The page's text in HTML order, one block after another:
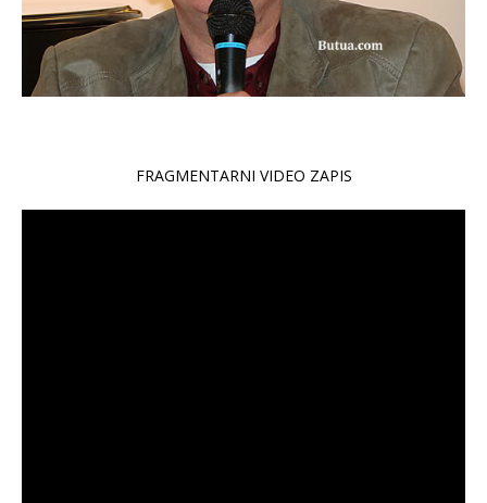
FRAGMENTARNI VIDEO ZAPIS